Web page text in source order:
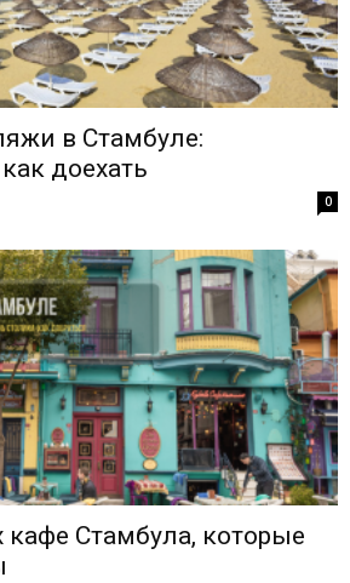
в Стамбуле:
доехать
0
Стамбула, которые